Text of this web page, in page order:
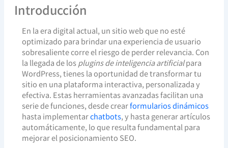
Introducción
En la era digital actual, un sitio web que no esté
optimizado para brindar una experiencia de usuario
sobresaliente corre el riesgo de perder relevancia. Con
la llegada de losplugins de inteligencia artificialpara
WordPress, tienes la oportunidad de transformar tu
sitio en una plataforma interactiva, personalizada y
efectiva. Estas herramientas avanzadas facilitan una
serie de funciones, desde crearformularios dinámicos
hasta implementarchatbots, y hasta generar artículos
automáticamente, lo que resulta fundamental para
mejorar el posicionamiento SEO.